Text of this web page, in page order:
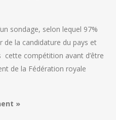
sondage, selon lequel 97%
de la candidature du pays et
cette compétition avant d’être
de la Fédération royale
»